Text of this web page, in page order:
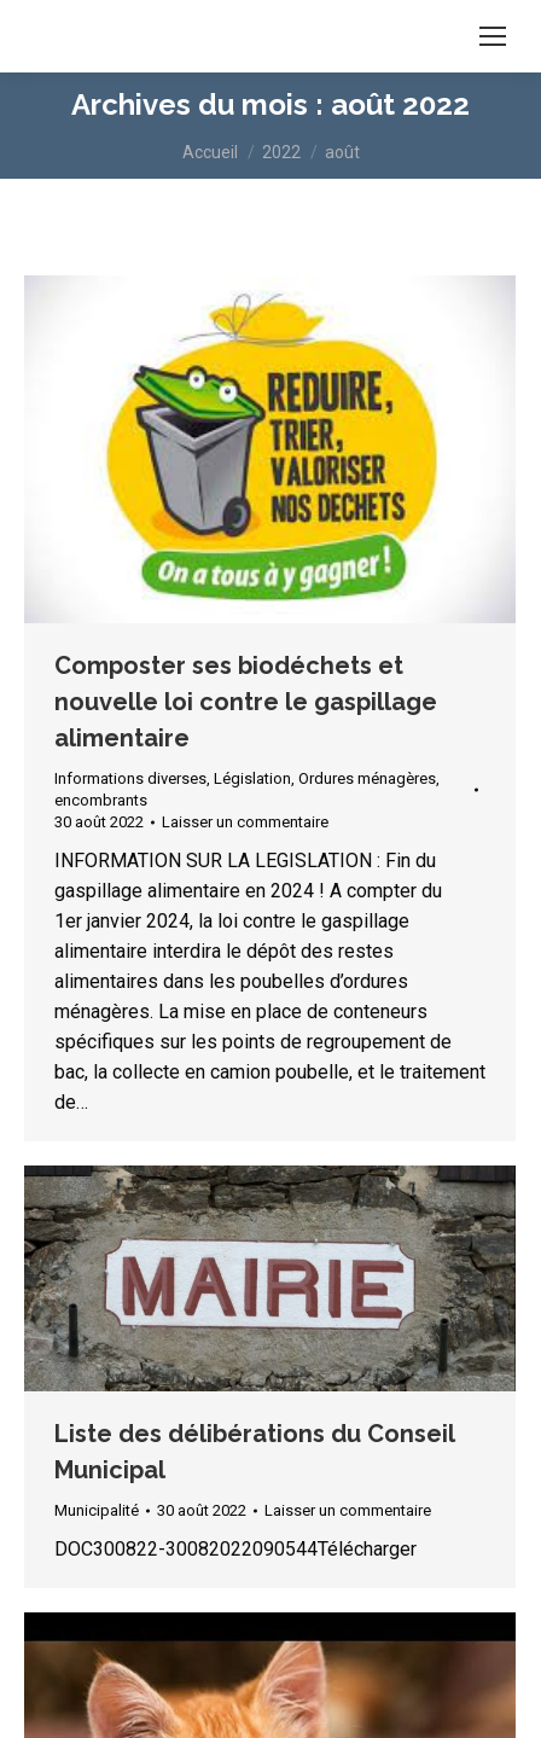
Archives du mois : août 2022
Vous êtes ici :
Accueil 2022 août
Composter ses biodéchets et
nouvelle loi contre le gaspillage
alimentaire
Informations diverses, Législation, Ordures ménagères,
encombrants
30 août 2022
Laisser un commentaire
INFORMATION SUR LA LEGISLATION : Fin du
gaspillage alimentaire en 2024 ! A compter du
1er janvier 2024, la loi contre le gaspillage
alimentaire interdira le dépôt des restes
alimentaires dans les poubelles d’ordures
ménagères. La mise en place de conteneurs
spécifiques sur les points de regroupement de
bac, la collecte en camion poubelle, et le traitement
de…
Liste des délibérations du Conseil
Municipal
Municipalité 30 août 2022 Laisser un commentaire
DOC300822-30082022090544Télécharger